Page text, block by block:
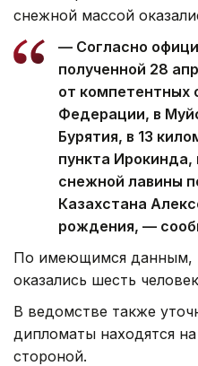
снежной массой
— Согласно
полученной 28
от компетентных
Федерации, в
Бурятия, в 13
пункта Ирокинда,
снежной лавины
Казахстана
рождения, —
По имеющимся данным,
оказались шесть
В ведомстве также
дипломаты находятся
стороной.